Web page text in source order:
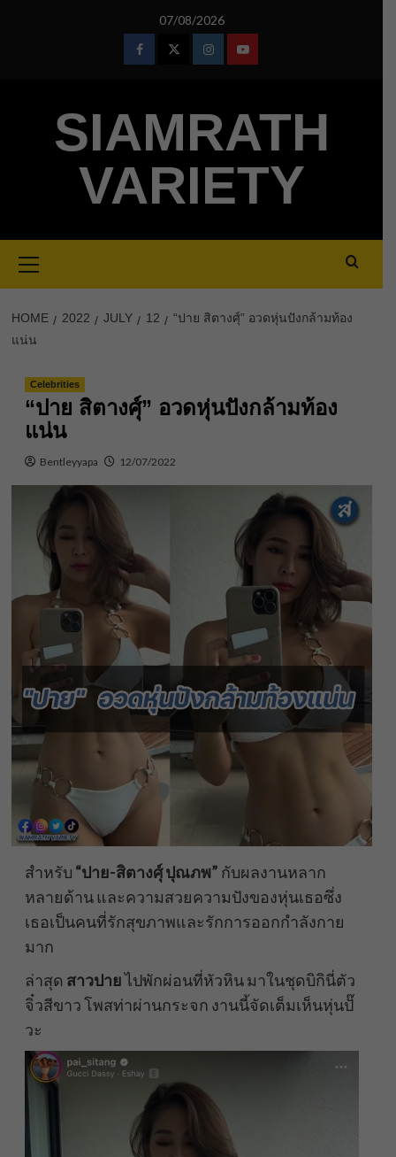
07/08/2026
FacebookTwitterInstagramYoutube
SIAMRATH
VARIETY
Menu
HOME 2022 JULY 12
“ปาย สิตางศุ์” อวดหุ่นปังกล้ามท้อง
แน่น
Celebrities
“ปาย สิตางศุ์” อวดหุ่นปังกล้ามท้อง
แน่น
Bentleyyapa 12/07/2022
สำหรับ “ปาย-สิตางศุ์ ปุณภพ” กับผลงานหลาก
หลายด้าน และความสวยความปังของหุ่นเธอซึ่ง
เธอเป็นคนที่รักสุขภาพและรักการออกกำลังกาย
มาก
ล่าสุด สาวปายไปพักผ่อนที่หัวหิน มาในชุดบิกินี่ตัว
จิ๋วสีขาว โพสท่าผ่านกระจก งานนี้จัดเต็มเห็นหุ่นปั๊
วะ